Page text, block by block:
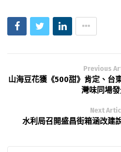
Previous
山海豆花獲《500甜》肯定、台
灣味同場發
Next
水利局召開盛昌街箱涵改建